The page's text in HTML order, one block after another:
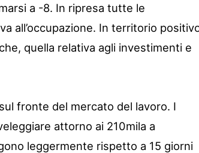
a -8. In ripresa tutte le
all’occupazione. In territorio
quella relativa agli investimenti e
fronte del mercato del lavoro. I
attorno ai 210mila a
leggermente rispetto a 15 giorni